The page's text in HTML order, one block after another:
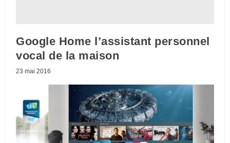
Google Home l’assistant personnel
vocal de la maison
23 mai 2016